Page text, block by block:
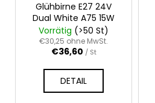
Glühbirne E27 24V
Dual White A75 15W
Vorrätig (>50 St)
€30,25 ohne MwSt.
€36,60 / St
DETAIL